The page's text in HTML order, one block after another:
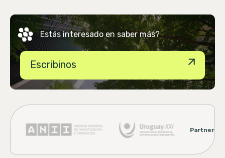
Estás interesadoen saber más?
Escribinos
Partners